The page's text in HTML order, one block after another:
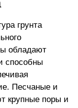
грунта
обладают
способны
Песчаные и
крупные поры и